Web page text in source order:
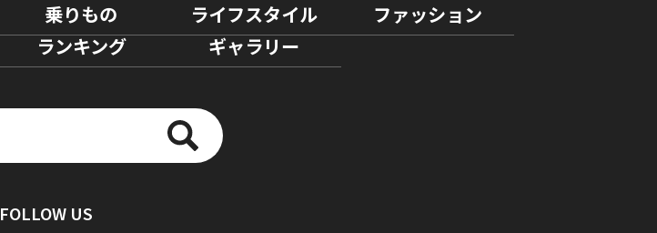
乗りもの ライフスタイル
ファッション
ランキング ギャラリー
FOLLOW US